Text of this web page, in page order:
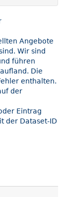
Angebote
Wir sind
führen
Die
enthalten.
der
Eintrag
der Dataset-ID